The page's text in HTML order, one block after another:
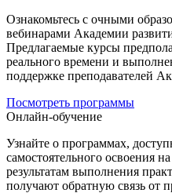
Ознакомьтесь с очными
вебинарами Академии
Предлагаемые курсы
реального времени и
поддержке преподавателей
Посмотреть программы
Онлайн-обучение
Узнайте о программах,
самостоятельного освоения
результатам выполнения
получают обратную связь от